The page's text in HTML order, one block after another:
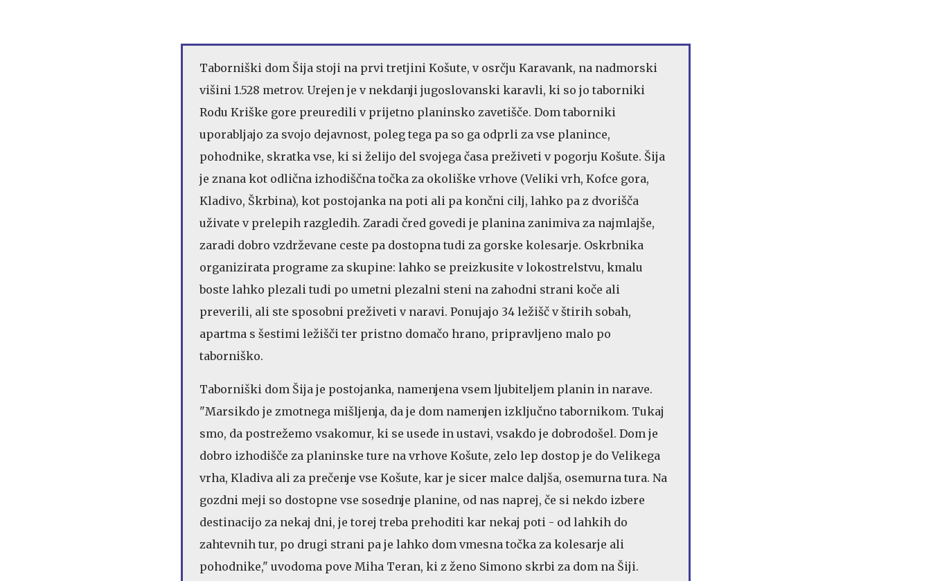
Taborniški dom Šija stoji na prvi tretjini Košute, v osrčju Karavank, na nadmorski
višini 1.528 metrov. Urejen je v nekdanji jugoslovanski karavli, ki so jo taborniki
Rodu Kriške gore preuredili v prijetno planinsko zavetišče. Dom taborniki
uporabljajo za svojo dejavnost, poleg tega pa so ga odprli za vse planince,
pohodnike, skratka vse, ki si želijo del svojega časa preživeti v pogorju Košute. Šija
je znana kot odlična izhodiščna točka za okoliške vrhove (Veliki vrh, Kofce gora,
Kladivo, Škrbina), kot postojanka na poti ali pa končni cilj, lahko pa z dvorišča
uživate v prelepih razgledih. Zaradi čred govedi je planina zanimiva za najmlajše,
zaradi dobro vzdrževane ceste pa dostopna tudi za gorske kolesarje. Oskrbnika
organizirata programe za skupine: lahko se preizkusite v lokostrelstvu, kmalu
boste lahko plezali tudi po umetni plezalni steni na zahodni strani koče ali
preverili, ali ste sposobni preživeti v naravi. Ponujajo 34 ležišč v štirih sobah,
apartma s šestimi ležišči ter pristno domačo hrano, pripravljeno malo po
taborniško.
Taborniški dom Šija je postojanka, namenjena vsem ljubiteljem planin in narave.
"Marsikdo je zmotnega mišljenja, da je dom namenjen izključno tabornikom. Tukaj
smo, da postrežemo vsakomur, ki se usede in ustavi, vsakdo je dobrodošel. Dom je
dobro izhodišče za planinske ture na vrhove Košute, zelo lep dostop je do Velikega
vrha, Kladiva ali za prečenje vse Košute, kar je sicer malce daljša, osemurna tura. Na
gozdni meji so dostopne vse sosednje planine, od nas naprej, če si nekdo izbere
destinacijo za nekaj dni, je torej treba prehoditi kar nekaj poti - od lahkih do
zahtevnih tur, po drugi strani pa je lahko dom vmesna točka za kolesarje ali
pohodnike," uvodoma pove Miha Teran, ki z ženo Simono skrbi za dom na Šiji.